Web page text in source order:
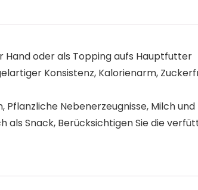
Hand oder als Topping aufs Hauptfutter
Konsistenz, Kalorienarm,
Nebenerzeugnisse, Milch
als Snack, Berücksichtigen Sie die